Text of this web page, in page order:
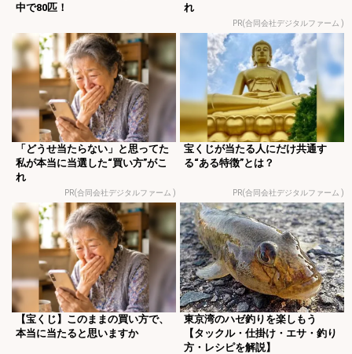
中で80匹！
れ
PR(合同会社デジタルファーム )
「どうせ当たらない」と思ってた
私が本当に当選した“買い方”がこ
れ
PR(合同会社デジタルファーム )
宝くじが当たる人にだけ共通す
る“ある特徴”とは？
PR(合同会社デジタルファーム )
【宝くじ】このままの買い方で、
本当に当たると思いますか
東京湾のハゼ釣りを楽しもう
【タックル・仕掛け・エサ・釣り
方・レシピを解説】